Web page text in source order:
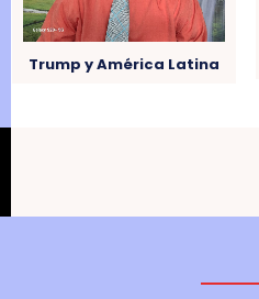
Trump y América Latina